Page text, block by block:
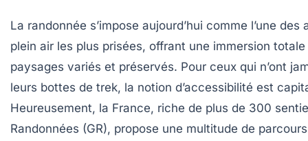
La randonnée s’impose aujourd’hui comme l’une des
plein air les plus prisées, offrant une immersion
paysages variés et préservés. Pour ceux qui n’ont
leurs bottes de trek, la notion d’accessibilité est
Heureusement, la France, riche de plus de 300
Randonnées (GR), propose une multitude de